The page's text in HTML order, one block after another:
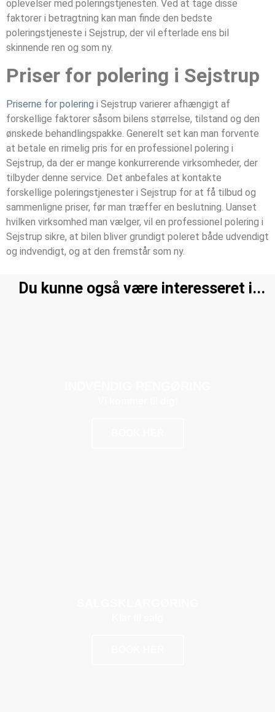
oplevelser med poleringstjenesten. Ved at tage disse
faktorer i betragtning kan man finde den bedste
poleringstjeneste i Sejstrup, der vil efterlade ens bil
skinnende ren og som ny.
Priser for polering i Sejstrup
Priserne for polering i Sejstrup varierer afhængigt af
forskellige faktorer såsom bilens størrelse, tilstand og den
ønskede behandlingspakke. Generelt set kan man forvente
at betale en rimelig pris for en professionel polering i
Sejstrup, da der er mange konkurrerende virksomheder, der
tilbyder denne service. Det anbefales at kontakte
forskellige poleringstjenester i Sejstrup for at få tilbud og
sammenligne priser, før man træffer en beslutning. Uanset
hvilken virksomhed man vælger, vil en professionel polering i
Sejstrup sikre, at bilen bliver grundigt poleret både udvendigt
og indvendigt, og at den fremstår som ny.
Du kunne også være interesseret i...